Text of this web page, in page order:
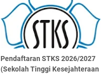
Pendaftaran STKS 2026/2027
(Sekolah Tinggi Kesejahteraan